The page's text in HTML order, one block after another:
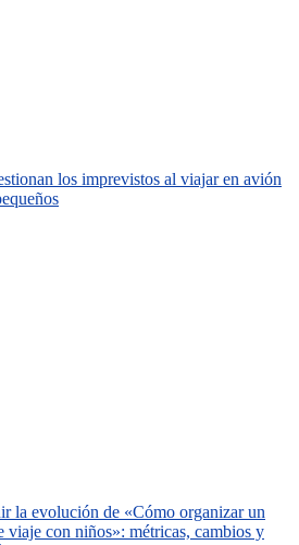
los imprevistos al viajar en avión
la evolución de «Cómo organizar un
viaje con niños»: métricas, cambios y